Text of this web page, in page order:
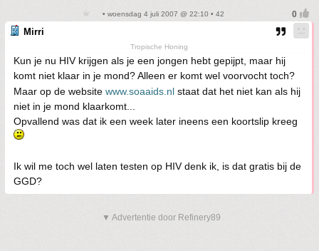
• woensdag 4 juli 2007 @ 22:10 • 42
Mirri
Tropische Honing
Kun je nu HIV krijgen als je een jongen hebt gepijpt, maar hij
komt niet klaar in je mond? Alleen er komt wel voorvocht toch?
Maar op de website www.soaaids.nl staat dat het niet kan als hij
niet in je mond klaarkomt...
Opvallend was dat ik een week later ineens een koortslip kreeg
Ik wil me toch wel laten testen op HIV denk ik, is dat gratis bij de
GGD?
▼ Advertentie door Refinery89